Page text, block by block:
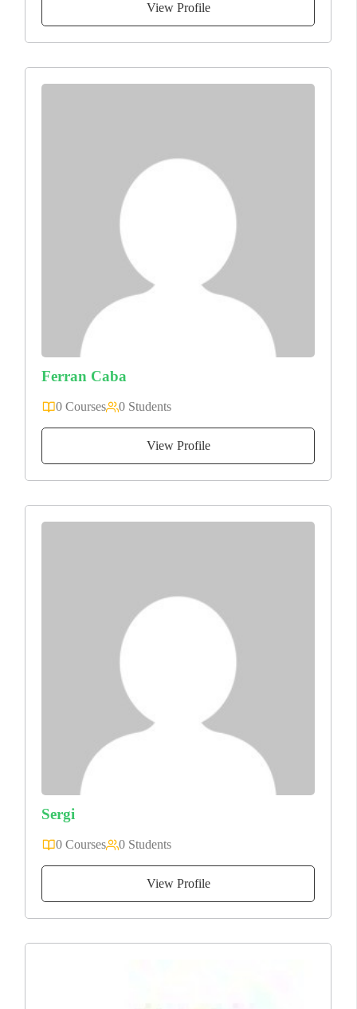
View Profile
Ferran Caba
0 Courses 0 Students
View Profile
Sergi
0 Courses 0 Students
View Profile